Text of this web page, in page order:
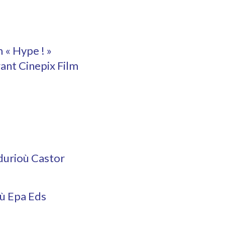
Hype ! »
Cinepix Film
Castor
Epa Eds